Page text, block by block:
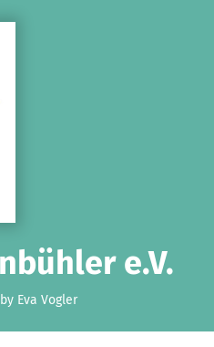
e.V.
Eva Vogler